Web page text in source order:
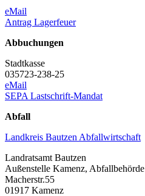
eMail
Antrag Lagerfeuer
Abbuchungen
Stadtkasse
035723-238-25
eMail
SEPA Lastschrift-Mandat
Abfall
Landkreis Bautzen Abfallwirtschaft
Landratsamt Bautzen
Außenstelle Kamenz, Abfallbehörde
Macherstr.55
01917 Kamenz